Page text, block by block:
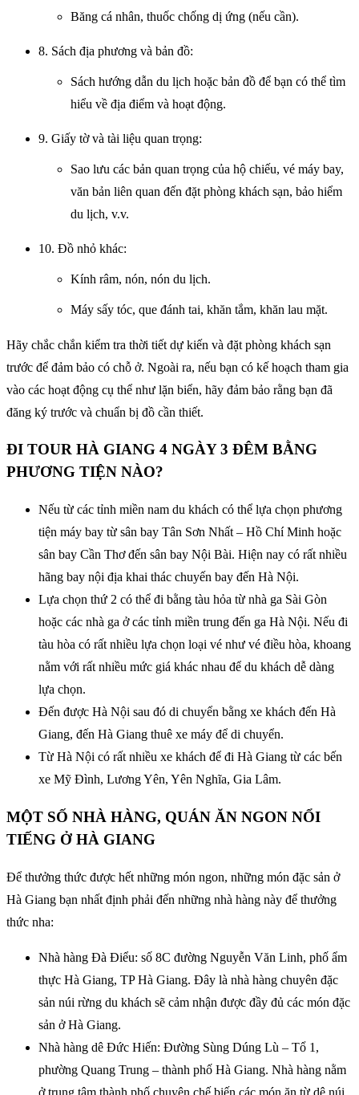
Băng cá nhân, thuốc chống dị ứng (nếu cần).
8. Sách địa phương và bản đồ:
Sách hướng dẫn du lịch hoặc bản đồ để bạn có thể tìm
hiểu về địa điểm và hoạt động.
9. Giấy tờ và tài liệu quan trọng:
Sao lưu các bản quan trọng của hộ chiếu, vé máy bay,
văn bản liên quan đến đặt phòng khách sạn, bảo hiểm
du lịch, v.v.
10. Đồ nhỏ khác:
Kính râm, nón, nón du lịch.
Máy sấy tóc, que đánh tai, khăn tắm, khăn lau mặt.
Hãy chắc chắn kiểm tra thời tiết dự kiến và đặt phòng khách sạn
trước để đảm bảo có chỗ ở. Ngoài ra, nếu bạn có kế hoạch tham gia
vào các hoạt động cụ thể như lặn biển, hãy đảm bảo rằng bạn đã
đăng ký trước và chuẩn bị đồ cần thiết.
ĐI TOUR HÀ GIANG 4 NGÀY 3 ĐÊM BẰNG
PHƯƠNG TIỆN NÀO?
Nếu từ các tỉnh miền nam du khách có thể lựa chọn phương
tiện máy bay từ sân bay Tân Sơn Nhất – Hồ Chí Minh hoặc
sân bay Cần Thơ đến sân bay Nội Bài. Hiện nay có rất nhiều
hãng bay nội địa khai thác chuyến bay đến Hà Nội.
Lựa chọn thứ 2 có thể đi bằng tàu hỏa từ nhà ga Sài Gòn
hoặc các nhà ga ở các tỉnh miền trung đến ga Hà Nội. Nếu đi
tàu hòa có rất nhiều lựa chọn loại vé như vé điều hòa, khoang
nằm với rất nhiều mức giá khác nhau để du khách dễ dàng
lựa chọn.
Đến được Hà Nội sau đó di chuyển bằng xe khách đến Hà
Giang, đến Hà Giang thuê xe máy để di chuyển.
Từ Hà Nội có rất nhiều xe khách để đi Hà Giang từ các bến
xe Mỹ Đình, Lương Yên, Yên Nghĩa, Gia Lâm.
MỘT SỐ NHÀ HÀNG, QUÁN ĂN NGON NỔI
TIẾNG Ở HÀ GIANG
Để thưởng thức được hết những món ngon, những món đặc sản ở
Hà Giang bạn nhất định phải đến những nhà hàng này để thưởng
thức nha:
Nhà hàng Đà Điểu: số 8C đường Nguyễn Văn Linh, phố ẩm
thực Hà Giang, TP Hà Giang. Đây là nhà hàng chuyên đặc
sản núi rừng du khách sẽ cảm nhận được đầy đủ các món đặc
sản ở Hà Giang.
Nhà hàng dê Đức Hiến: Đường Sùng Dúng Lù – Tổ 1,
phường Quang Trung – thành phố Hà Giang. Nhà hàng nằm
ở trung tâm thành phố chuyên chế biến các món ăn từ dê núi.